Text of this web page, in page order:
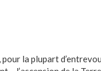
pour la plupart